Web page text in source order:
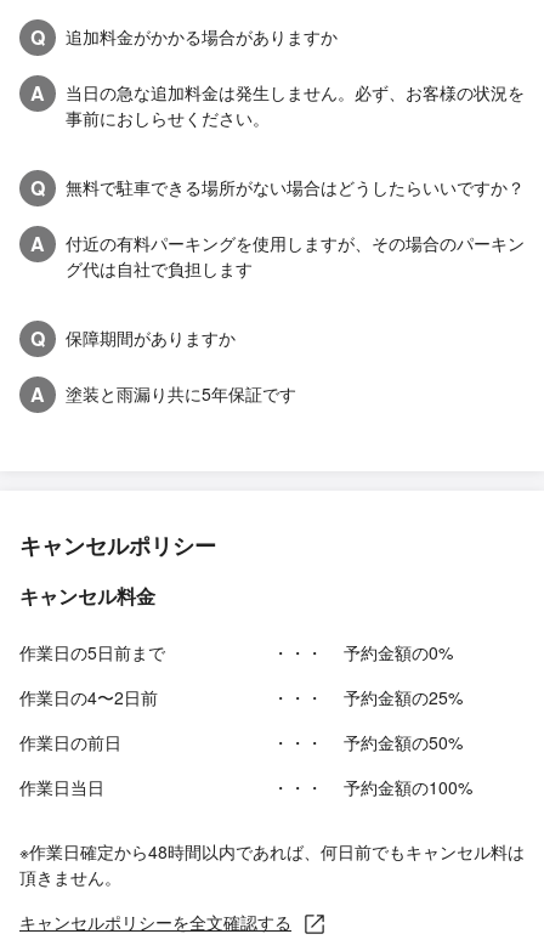
Q
追加料金がかかる場合がありますか
A
当日の急な追加料金は発生しません。必ず、お客様の状況を
事前におしらせください。
Q 無料で駐車できる場所がない場合はどうしたらいいですか？
A
付近の有料パーキングを使用しますが、その場合のパーキン
グ代は自社で負担します
Q 保障期間がありますか
A 塗装と雨漏り共に5年保証です
キャンセルポリシー
キャンセル料金
作業日の5日前まで ・・・
予約金額の0%
作業日の4〜2日前
・・・
予約金額の25%
作業日の前日
・・・
予約金額の50%
作業日当日
・・・ 予約金額の100%
※作業日確定から48時間以内であれば、何日前でもキャンセル料は
頂きません。
キャンセルポリシーを全文確認する